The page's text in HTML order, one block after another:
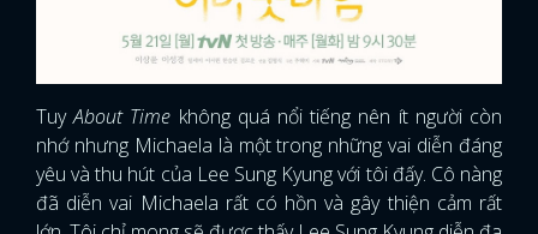
x
ĐĂNG NHẬP
TuyAbout Time không quá nổi tiếng nên ít người còn
nhớ nhưng Michaela là một trong những vai diễn đáng
yêu và thu hút của Lee Sung Kyung với tôi đấy. Cô nàng
đã diễn vai Michaela rất có hồn và gây thiện cảm rất